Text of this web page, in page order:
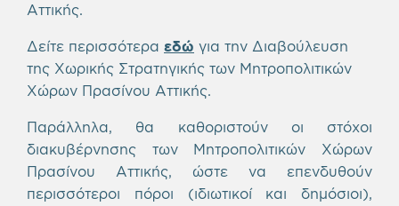
Αττικής.
Δείτε περισσότερα εδώ για την Διαβούλευση
της Χωρικής Στρατηγικής των Μητροπολιτικών
Χώρων Πρασίνου Αττικής.
Παράλληλα, θα καθοριστούν οι στόχοι
διακυβέρνησης των Μητροπολιτικών Χώρων
Πρασίνου Αττικής, ώστε να επενδυθούν
περισσότεροι πόροι (ιδιωτικοί και δημόσιοι),